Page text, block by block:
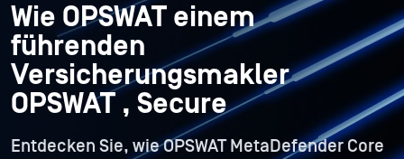
Wie OPSWAT einem
führenden
Versicherungsmakler
OPSWAT , Secure
Entdecken Sie, wie OPSWAT MetaDefender Core